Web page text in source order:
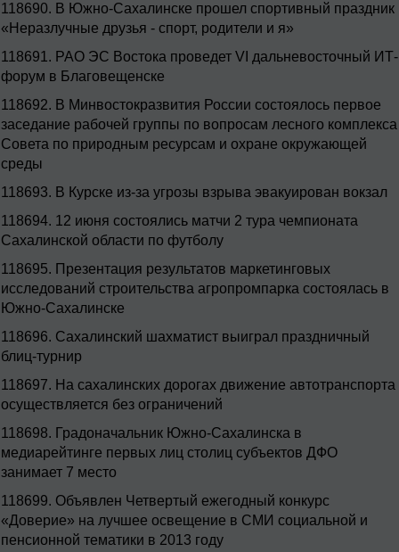
118690. В Южно-Сахалинске прошел спортивный праздник
«Неразлучные друзья - спорт, родители и я»
118691. РАО ЭС Востока проведет VI дальневосточный ИТ-
форум в Благовещенске
118692. В Минвостокразвития России состоялось первое
заседание рабочей группы по вопросам лесного комплекса
Совета по природным ресурсам и охране окружающей
среды
118693. В Курске из-за угрозы взрыва эвакуирован вокзал
118694. 12 июня состоялись матчи 2 тура чемпионата
Сахалинской области по футболу
118695. Презентация результатов маркетинговых
исследований строительства агропромпарка состоялась в
Южно-Сахалинске
118696. Сахалинский шахматист выиграл праздничный
блиц-турнир
118697. На сахалинских дорогах движение автотранспорта
осуществляется без ограничений
118698. Градоначальник Южно-Сахалинска в
медиарейтинге первых лиц столиц субъектов ДФО
занимает 7 место
118699. Объявлен Четвертый ежегодный конкурс
«Доверие» на лучшее освещение в СМИ социальной и
пенсионной тематики в 2013 году